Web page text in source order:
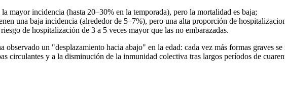
mayor incidencia (hasta 20–30% en la temporada), pero la mortalidad es baja;
una baja incidencia (alrededor de 5–7%), pero una alta proporción de
de hospitalización de 3 a 5 veces mayor que las no embarazadas.
observado un "desplazamiento hacia abajo" en la edad: cada vez más formas graves
circulantes y a la disminución de la inmunidad colectiva tras largos períodos de